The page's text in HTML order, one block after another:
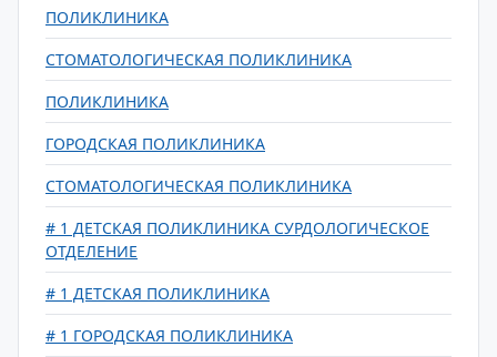
ПОЛИКЛИНИКА
СТОМАТОЛОГИЧЕСКАЯ ПОЛИКЛИНИКА
ПОЛИКЛИНИКА
ГОРОДСКАЯ ПОЛИКЛИНИКА
СТОМАТОЛОГИЧЕСКАЯ ПОЛИКЛИНИКА
# 1 ДЕТСКАЯ ПОЛИКЛИНИКА СУРДОЛОГИЧЕСКОЕ
ОТДЕЛЕНИЕ
# 1 ДЕТСКАЯ ПОЛИКЛИНИКА
# 1 ГОРОДСКАЯ ПОЛИКЛИНИКА